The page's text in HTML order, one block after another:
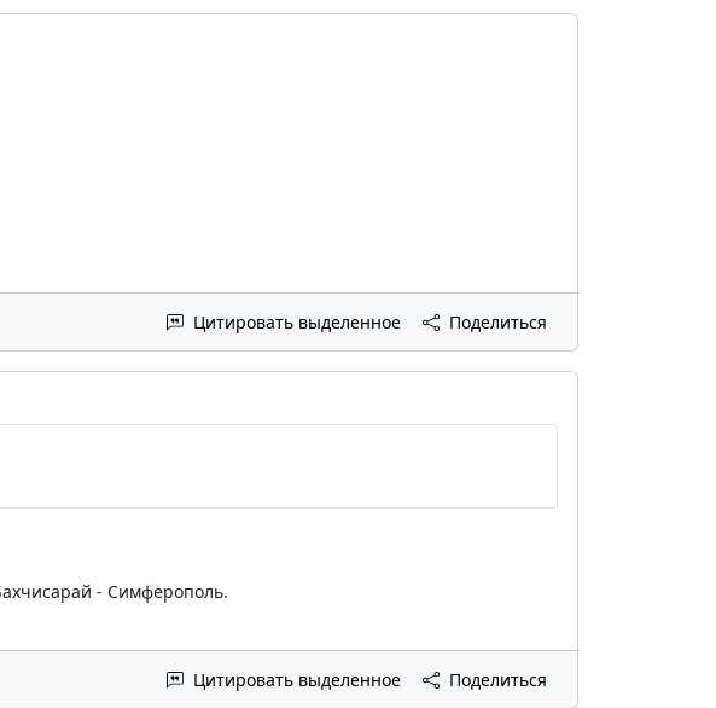
Цитировать выделенное Поделиться
- Симферополь.
Цитировать выделенное Поделиться